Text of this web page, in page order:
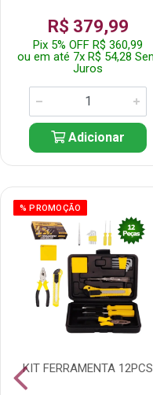
R$ 379,99
Pix 5% OFF R$ 360,99
ou em até 7x R$ 54,28
Juros
Adicionar
% PROMOÇÃO
KIT FERRAMENTA 12PCS